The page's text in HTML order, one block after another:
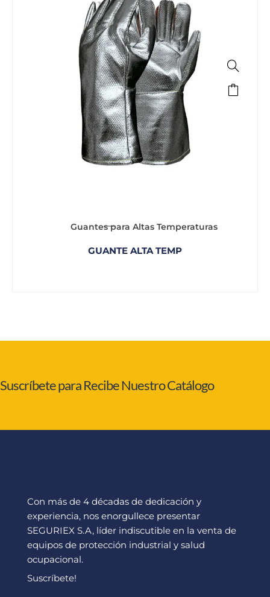
Guantes para Altas Temperaturas
GUANTE ALTA TEMP
Suscríbete para Recibe Nuestro Catálogo
Con más de 4 décadas de dedicación y
experiencia, nos enorgullece presentar
SEGURIEX S.A, líder indiscutible en la venta de
equipos de protección industrial y salud
ocupacional.
Suscríbete!